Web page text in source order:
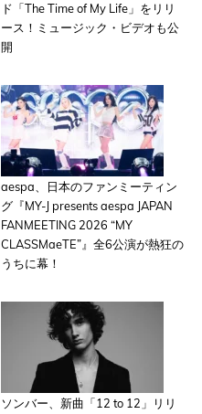
ド「The Time of My Life」をリリ
ース！ミュージック・ビデオも公
開
aespa、日本のファンミーティン
グ『MY-J presents aespa JAPAN
FANMEETING 2026 “MY
CLASSMaeTE”』全6公演が熱狂の
うちに幕！
ソンバー、新曲「12 to 12」リリ